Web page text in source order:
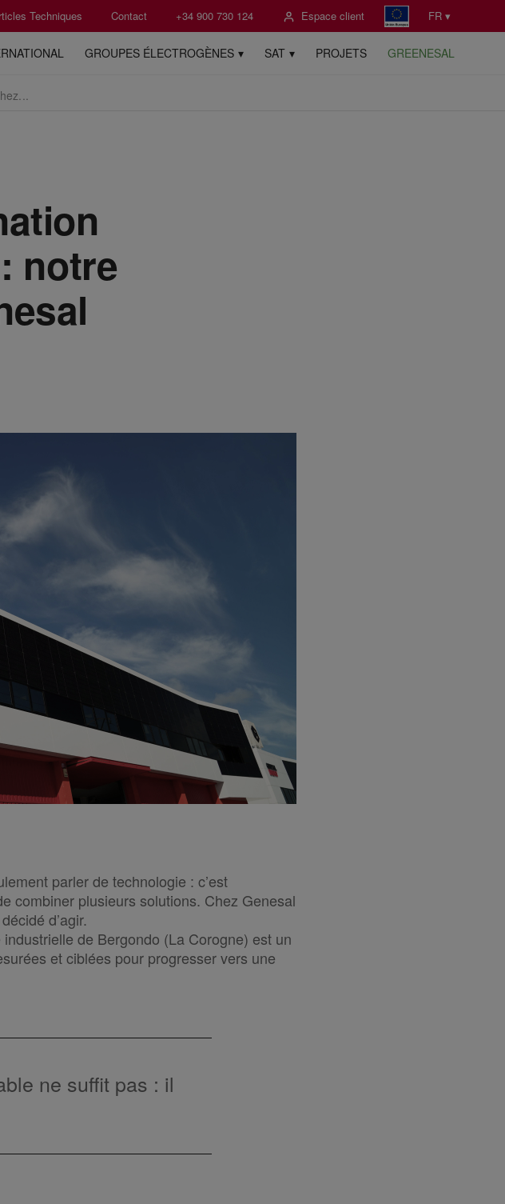
Techniques Contact +34 900 730 124 Espace client FR ▾
GROUPES ÉLECTROGÈNES SAT PROJETS GREENESAL
notre
parler de technologie : c’est
combiner plusieurs solutions. Chez Genesal
d’agir.
de Bergondo (La Corogne) est un
et ciblées pour progresser vers une
ne suffit pas : il